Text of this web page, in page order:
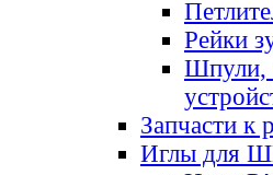
Рейки
Шпули,
Запчасти к
Иглы для